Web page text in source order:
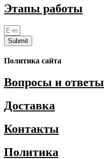
Этапы работы
Submit
Политика сайта
Вопросы и ответы
Доставка
Контакты
Политика